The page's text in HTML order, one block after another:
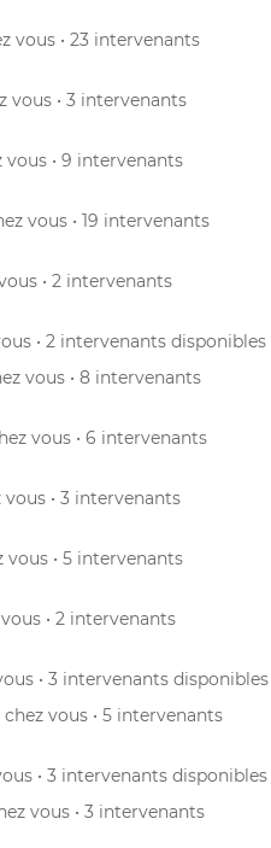
vous • 23 intervenants
vous • 3 intervenants
vous • 9 intervenants
vous • 19 intervenants
• 2 intervenants
• 2 intervenants disponibles
vous • 8 intervenants
vous • 6 intervenants
vous • 3 intervenants
vous • 5 intervenants
• 2 intervenants
• 3 intervenants disponibles
chez vous • 5 intervenants
• 3 intervenants disponibles
vous • 3 intervenants